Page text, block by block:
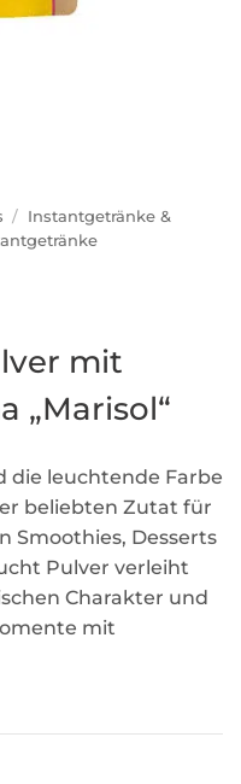
/ Instantgetränke &
mit
„Marisol“
die leuchtende Farbe
beliebten Zutat für
Smoothies, Desserts
Pulver verleiht
Charakter und
mit